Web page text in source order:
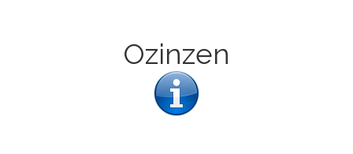
Ozinzen